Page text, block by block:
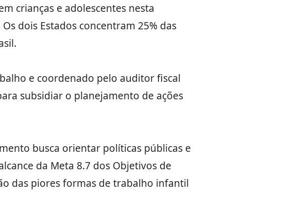
crianças e adolescentes nesta
dois Estados concentram 25% das
e coordenado pelo auditor fiscal
subsidiar o planejamento de ações
busca orientar políticas públicas e
da Meta 8.7 dos Objetivos de
das piores formas de trabalho infantil